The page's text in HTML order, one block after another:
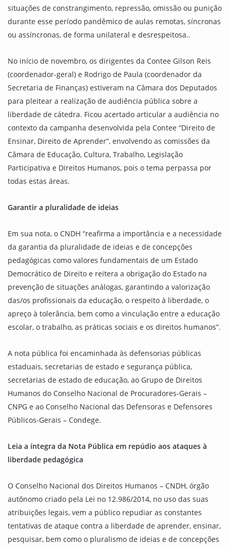
situações de constrangimento, repressão, omissão ou punição
durante esse período pandêmico de aulas remotas, síncronas
ou assíncronas, de forma unilateral e desrespeitosa..
No início de novembro, os dirigentes da Contee Gilson Reis
(coordenador-geral) e Rodrigo de Paula (coordenador da
Secretaria de Finanças) estiveram na Câmara dos Deputados
para pleitear a realização de audiência pública sobre a
liberdade de cátedra. Ficou acertado articular a audiência no
contexto da campanha desenvolvida pela Contee “Direito de
Ensinar, Direito de Aprender”, envolvendo as comissões da
Câmara de Educação, Cultura, Trabalho, Legislação
Participativa e Direitos Humanos, pois o tema perpassa por
todas estas áreas.
Garantir a pluralidade de ideias
Em sua nota, o CNDH “reafirma a importância e a necessidade
da garantia da pluralidade de ideias e de concepções
pedagógicas como valores fundamentais de um Estado
Democrático de Direito e reitera a obrigação do Estado na
prevenção de situações análogas, garantindo a valorização
das/os profissionais da educação, o respeito à liberdade, o
apreço à tolerância, bem como a vinculação entre a educação
escolar, o trabalho, as práticas sociais e os direitos humanos”.
A nota pública foi encaminhada às defensorias públicas
estaduais, secretarias de estado e segurança pública,
secretarias de estado de educação, ao Grupo de Direitos
Humanos do Conselho Nacional de Procuradores-Gerais –
CNPG e ao Conselho Nacional das Defensoras e Defensores
Públicos-Gerais – Condege.
Leia a íntegra da Nota Pública em repúdio aos ataques à
liberdade pedagógica
O Conselho Nacional dos Direitos Humanos – CNDH, órgão
autônomo criado pela Lei no 12.986/2014, no uso das suas
atribuições legais, vem a público repudiar as constantes
tentativas de ataque contra a liberdade de aprender, ensinar,
pesquisar, bem como o pluralismo de ideias e de concepções